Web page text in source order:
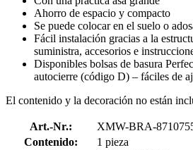
Ahorro de espacio y compacto
Se puede colocar en el suelo o
Fácil instalación gracias a la
suministra, accesorios e
Disponibles bolsas de basura
autocierre (código D) – fáciles de
El contenido y la decoración no están
Art.-Nr.:
XMW-BRA-
Contenido:
1 pieza